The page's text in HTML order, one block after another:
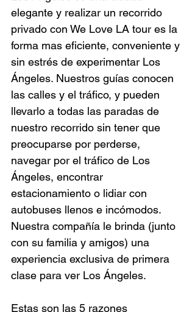
elegante y realizar un recorrido
privado con We Love LA tour es la
forma mas eficiente, conveniente y
sin estrés de experimentar Los
Ángeles. Nuestros guías conocen
las calles y el tráfico, y pueden
llevarlo a todas las paradas de
nuestro recorrido sin tener que
preocuparse por perderse,
navegar por el tráfico de Los
Ángeles, encontrar
estacionamiento o lidiar con
autobuses llenos e incómodos.
Nuestra compañía le brinda (junto
con su familia y amigos) una
experiencia exclusiva de primera
clase para ver Los Ángeles.
Estas son las 5 razones